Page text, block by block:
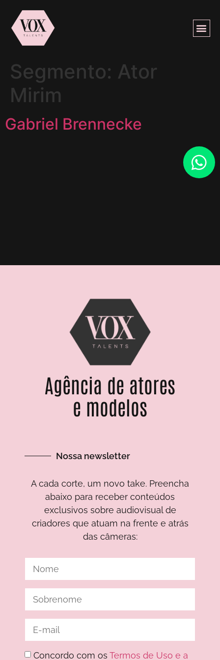
Segmento: Ator
Mirim
Gabriel Brennecke
Agência de atores
e modelos
Nossa newsletter
A cada corte, um novo take. Preencha
abaixo para receber conteúdos
exclusivos sobre audiovisual de
criadores que atuam na frente e atrás
das câmeras:
Concordo com os Termos de Uso e a